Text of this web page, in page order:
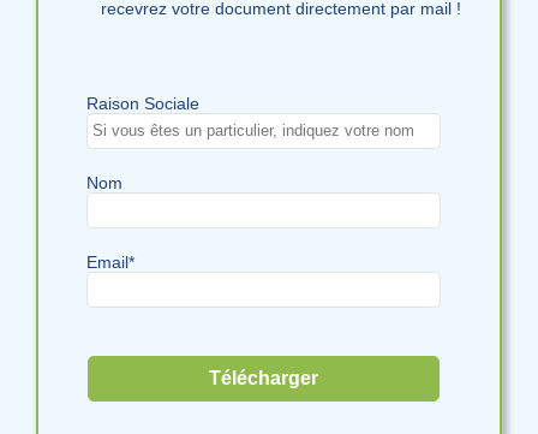
recevrez votre document directement par mail !